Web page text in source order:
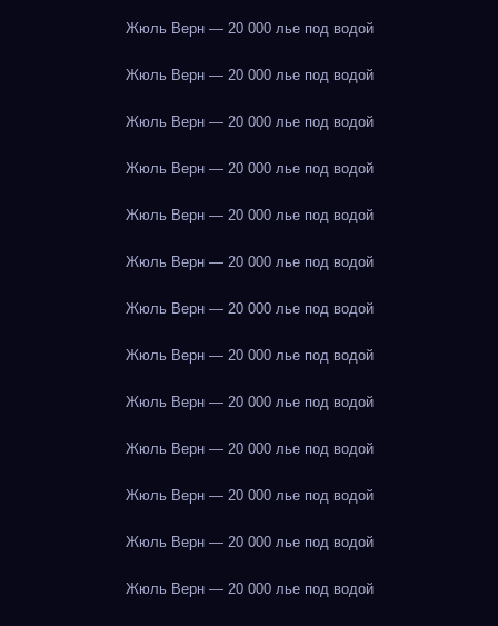
Жюль Верн — 20 000 лье под водой
Жюль Верн — 20 000 лье под водой
Жюль Верн — 20 000 лье под водой
Жюль Верн — 20 000 лье под водой
Жюль Верн — 20 000 лье под водой
Жюль Верн — 20 000 лье под водой
Жюль Верн — 20 000 лье под водой
Жюль Верн — 20 000 лье под водой
Жюль Верн — 20 000 лье под водой
Жюль Верн — 20 000 лье под водой
Жюль Верн — 20 000 лье под водой
Жюль Верн — 20 000 лье под водой
Жюль Верн — 20 000 лье под водой